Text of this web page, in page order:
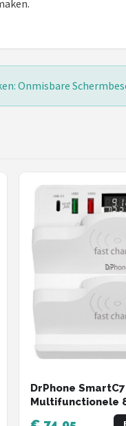
Onmisbare
DrPhone SmartC7
Multifunctionele
Laadstation - 6-